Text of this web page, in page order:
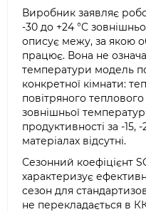
Виробник заявляє
-30 до +24 °C
описує межу, за якою
працює. Вона не
температури модель
конкретної кімнати:
повітряного
зовнішньої
продуктивності за -15,
матеріалах відсутні.
Сезонний коефіцієнт
характеризує
сезон для
не перекладається в